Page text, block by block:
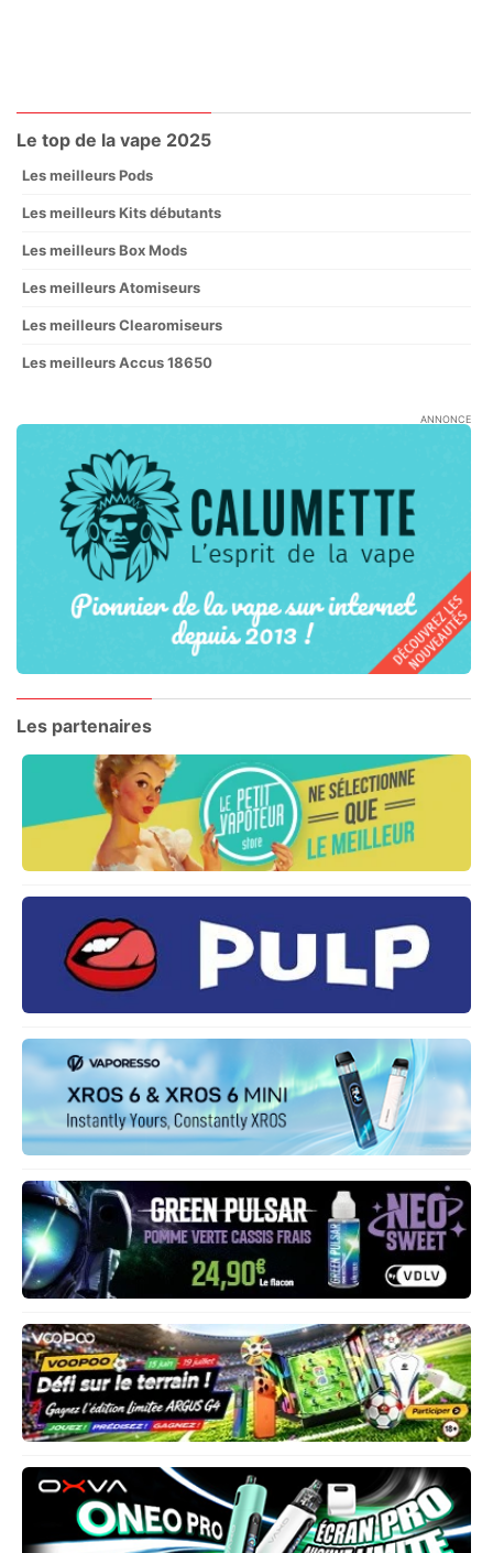
Le top de la vape 2025
Les meilleurs Pods
Les meilleurs Kits débutants
Les meilleurs Box Mods
Les meilleurs Atomiseurs
Les meilleurs Clearomiseurs
Les meilleurs Accus 18650
ANNONCE
Les partenaires